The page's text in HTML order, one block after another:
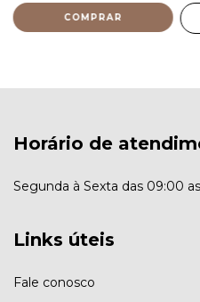
COMPRAR
Horário de
Segunda à Sexta das 09:00
Links úteis
Fale conosco